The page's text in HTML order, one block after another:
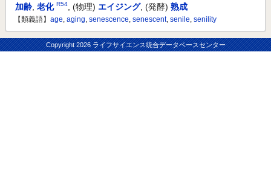
加齢 老化 R54 (物理) エイジング, (発酵) 熟成
【類義語】 age, aging, senescence, senescent, senile, senility
Copyright2026 ライフサイエンス統合データベースセンター